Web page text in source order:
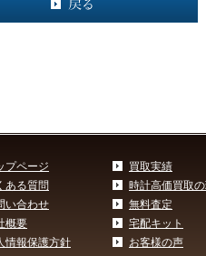
プページ
ある質問
い合わせ
概要
情報保護方針
買取実績
時計高価買取
無料査定
宅配キット
お客様の声